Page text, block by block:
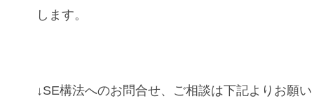
します。
↓SE構法へのお問合せ、ご相談は下記よりお願